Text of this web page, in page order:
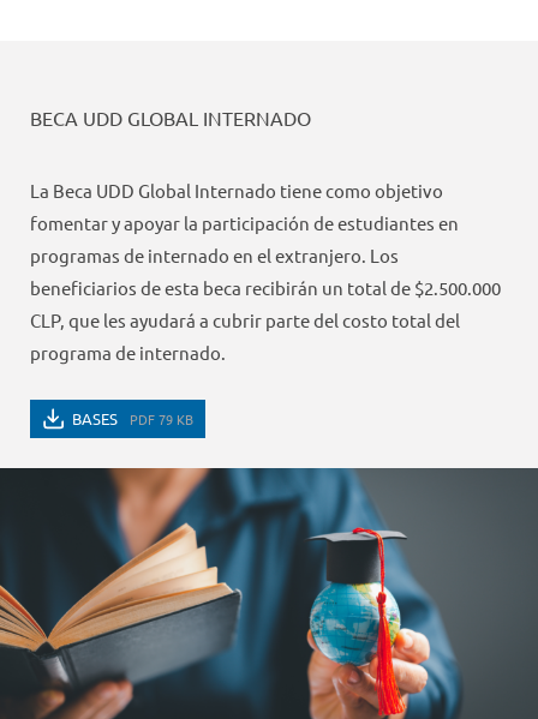
BECA UDD GLOBAL INTERNADO
La Beca UDD Global Internado tiene como objetivo
fomentar y apoyar la participación de estudiantes en
programas de internado en el extranjero. Los
beneficiarios de esta beca recibirán un total de $2.500.000
CLP, que les ayudará a cubrir parte del costo total del
programa de internado.
BASES PDF 79 KB